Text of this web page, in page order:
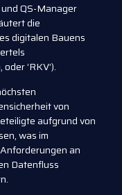
QS-Manager
die
digitalen Bauens
‘RKV’).
von
aufgrund von
was im
an
Datenfluss